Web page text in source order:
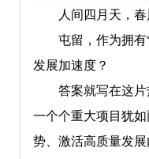
人间四月天，春风
屯留，作为拥有“
发展加速度？
答案就写在这片
一个个重大项目犹
势、激活高质量发展